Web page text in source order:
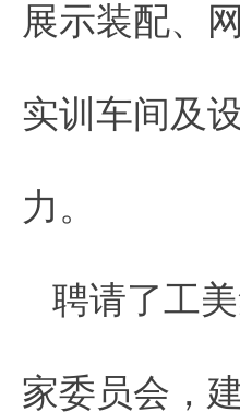
展示装配、
实训车间及
力。
聘请了工
家委员会，